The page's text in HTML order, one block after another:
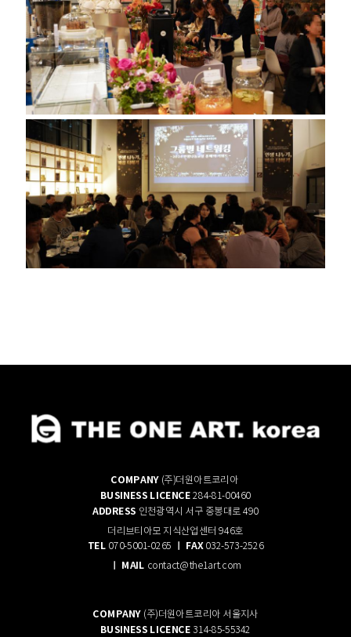
COMPANY(주)더원아트코리아
BUSINESS LICENCE284-81-00460
ADDRESS 인천광역시 서구 중봉대로 490
더리브티아모 지식산업센터 946호
TEL 070-5001-0265 ㅣ FAX032-573-2526
MAIL contact@the1art.com
COMPANY(주)더원아트코리아 서울지사
BUSINESS LICENCE314-85-55342